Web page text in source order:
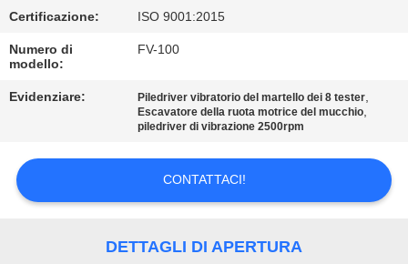
CONTROLLO
DI
QUALITÀ
CONTATTICI
NOTIZIE
Certificazione: ISO 9001:2015
Numero di
modello:
FV-100
Evidenziare: Piledriver vibratorio del martello dei 8 tester,
Escavatore della ruota motrice del mucchio,
piledriver di vibrazione 2500rpm
CONTATTACI!
DETTAGLI DI APERTURA